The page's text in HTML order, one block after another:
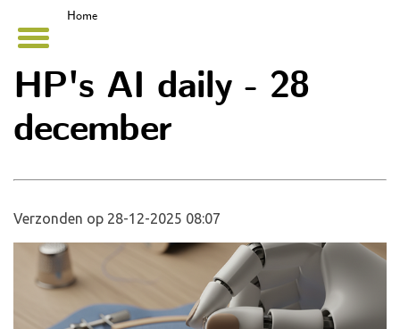
Home
HP's AI daily - 28
december
Verzonden op 28-12-2025 08:07